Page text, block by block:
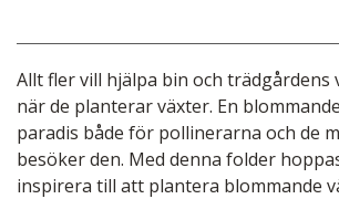
Allt fler vill hjälpa bin och trädgårdens
när de planterar växter. En
paradis både för pollinerarna och de
besöker den. Med denna folder
inspirera till att plantera blommande